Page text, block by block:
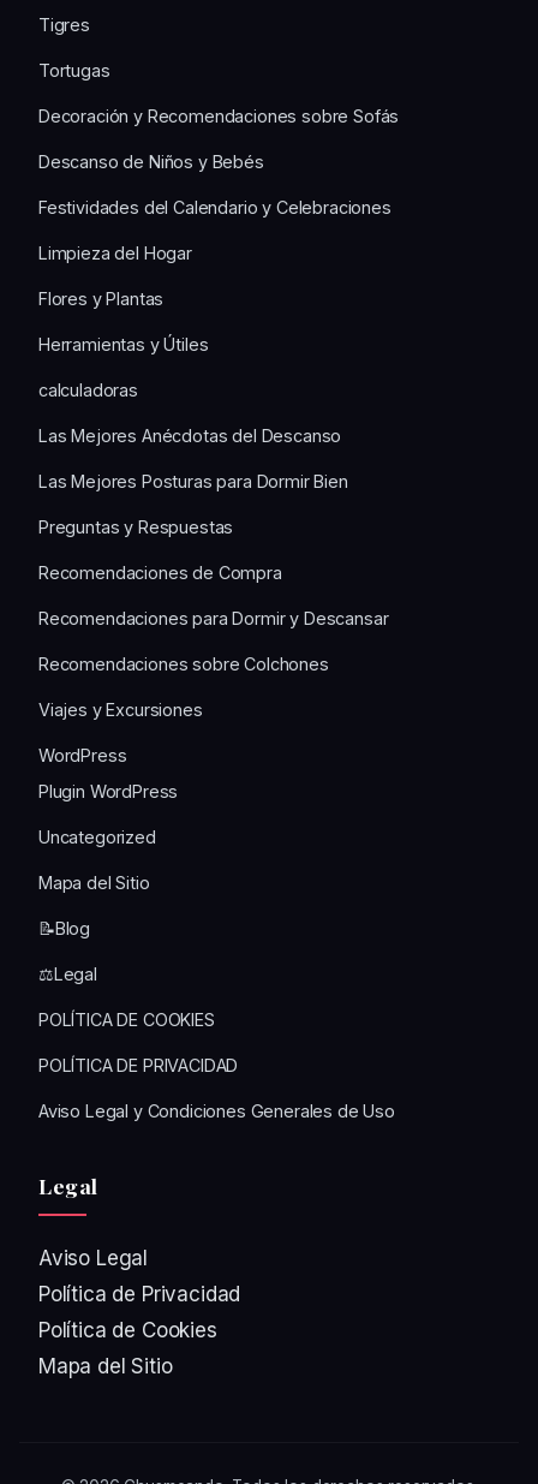
Tigres
Tortugas
Decoración y Recomendaciones sobre Sofás
Descanso de Niños y Bebés
Festividades del Calendario y Celebraciones
Limpieza del Hogar
Flores y Plantas
Herramientas y Útiles
calculadoras
Las Mejores Anécdotas del Descanso
Las Mejores Posturas para Dormir Bien
Preguntas y Respuestas
Recomendaciones de Compra
Recomendaciones para Dormir y Descansar
Recomendaciones sobre Colchones
Viajes y Excursiones
WordPress
Plugin WordPress
Uncategorized
Mapa del Sitio
📝Blog
⚖️Legal
POLÍTICA DE COOKIES
POLÍTICA DE PRIVACIDAD
Aviso Legal y Condiciones Generales de Uso
Legal
Aviso Legal
Política de Privacidad
Política de Cookies
Mapa del Sitio